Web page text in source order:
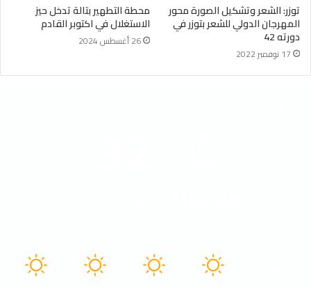
توزر: الشعر وتشكيل الصورة محور
المهرجان الدولي للشعر بتوزر في
دورته 42
17 نوفمبر 2022
محطة التطهير بتالة تدخل حيز
الاستغلال في اكتوبر القادم
26 أغسطس 2024